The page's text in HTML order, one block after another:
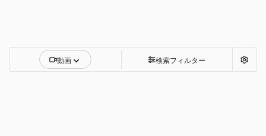
動画 検索フィルター